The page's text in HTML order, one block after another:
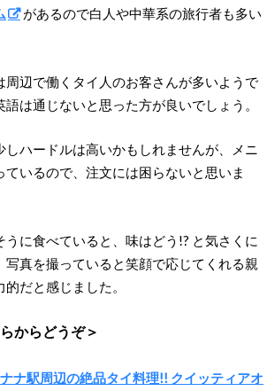
があるので白人や中華系の旅行者も多い
周辺で働くタイ人のお客さんが多いようで
は通じないと思った方が良いでしょう。
しハードルは高いかもしれませんが、メニ
ているので、注文には困らないと思いま
うに食べていると、味はどう!? と気さくに
写真を撮っていると笑顔で応じてくれる親
だと感じました。
からどうぞ＞
ナ駅周辺の絶品タイ料理!! クイッティアオ